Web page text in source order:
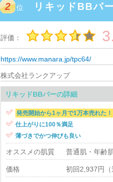
2 位 リキッドBBバー
評価：
https://www.manara.jp/tpc64/
株式会社ランクアップ
リキッドBBバーの詳細
 発売開始から1ヶ月で1万本売れた！
 仕上がりに100％満足
 薄づきでかつ伸びも良い
オススメの肌質 普通肌・年齢
価格 初回2,937円（